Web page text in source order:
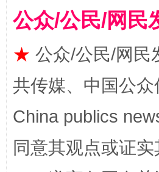
镜头丨大暑三秋近
公众/公民/网民
★ 公众/公民/网民
共传媒、中国公
China publics
同意其观点或证